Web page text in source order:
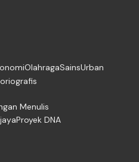
OlahragaSainsUrban
Menulis
Proyek DNA